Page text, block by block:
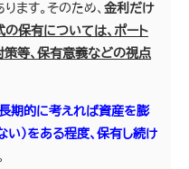
ます。そのため、 金利だけ
の保有については、ポート
策等、保有意義などの視点
期的に考えれば資産を膨
）をある程度、保有し続け